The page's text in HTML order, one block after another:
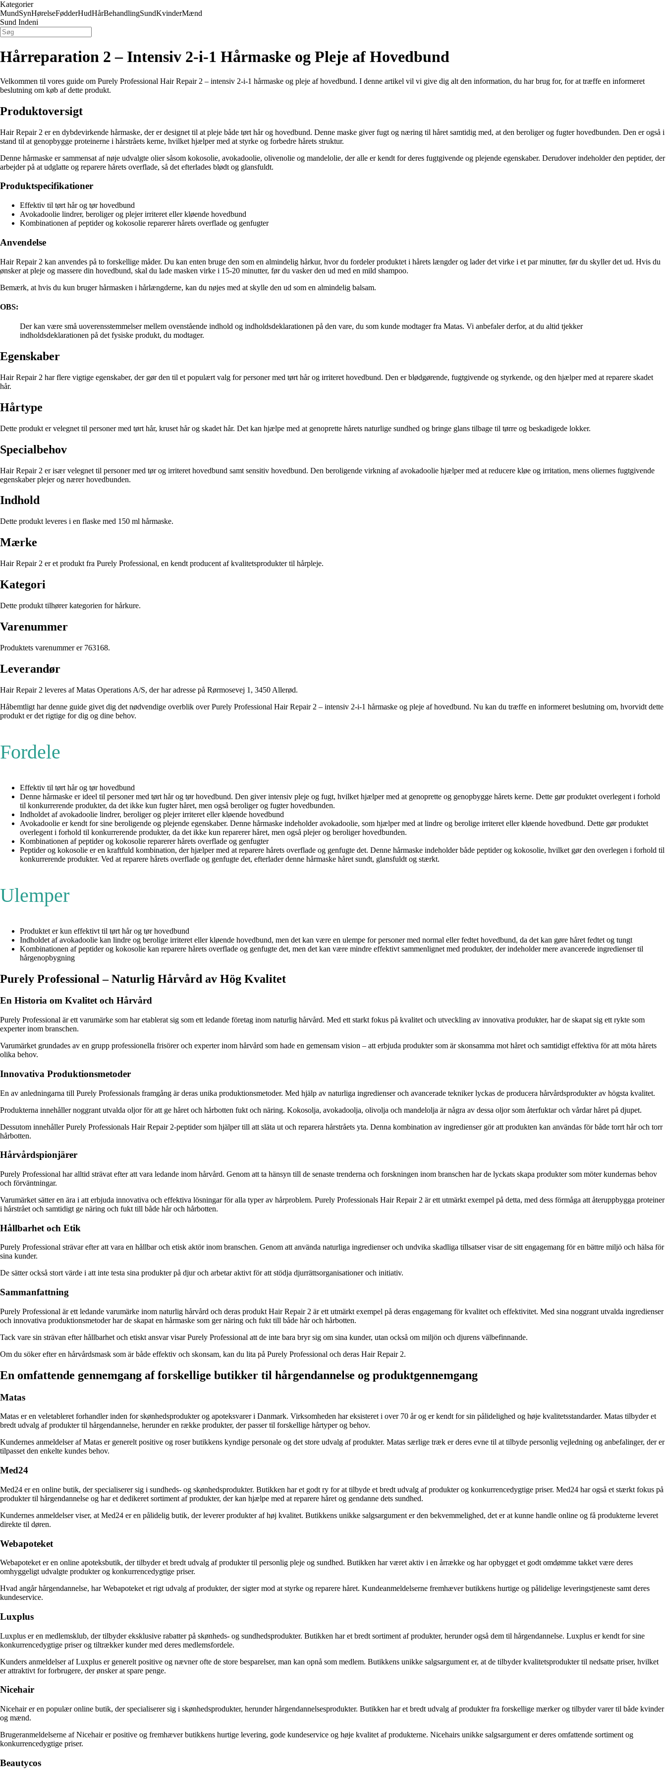
Kategorier
MundSynHørelseFødderHudHårBehandlingSundKvinderMænd
Sund Indeni
Hårreparation 2 – Intensiv 2-i-1 Hårmaske og Pleje af Hovedbund
Velkommen til vores guide om Purely Professional Hair Repair 2 – intensiv 2-i-1 hårmaske og pleje af hovedbund. I denne artikel vil vi give dig alt den information, du har brug for, for at træffe en informeret
beslutning om køb af dette produkt.
Produktoversigt
Hair Repair 2 er en dybdevirkende hårmaske, der er designet til at pleje både tørt hår og hovedbund. Denne maske giver fugt og næring til håret samtidig med, at den beroliger og fugter hovedbunden. Den er også i
stand til at genopbygge proteinerne i hårstråets kerne, hvilket hjælper med at styrke og forbedre hårets struktur.
Denne hårmaske er sammensat af nøje udvalgte olier såsom kokosolie, avokadoolie, olivenolie og mandelolie, der alle er kendt for deres fugtgivende og plejende egenskaber. Derudover indeholder den peptider, der
arbejder på at udglatte og reparere hårets overflade, så det efterlades blødt og glansfuldt.
Produktspecifikationer
Effektiv til tørt hår og tør hovedbund
Avokadoolie lindrer, beroliger og plejer irriteret eller kløende hovedbund
Kombinationen af peptider og kokosolie reparerer hårets overflade og genfugter
Anvendelse
Hair Repair 2 kan anvendes på to forskellige måder. Du kan enten bruge den som en almindelig hårkur, hvor du fordeler produktet i hårets længder og lader det virke i et par minutter, før du skyller det ud. Hvis du
ønsker at pleje og massere din hovedbund, skal du lade masken virke i 15-20 minutter, før du vasker den ud med en mild shampoo.
Bemærk, at hvis du kun bruger hårmasken i hårlængderne, kan du nøjes med at skylle den ud som en almindelig balsam.
OBS:
Der kan være små uoverensstemmelser mellem ovenstående indhold og indholdsdeklarationen på den vare, du som kunde modtager fra Matas. Vi anbefaler derfor, at du altid tjekker
indholdsdeklarationen på det fysiske produkt, du modtager.
Egenskaber
Hair Repair 2 har flere vigtige egenskaber, der gør den til et populært valg for personer med tørt hår og irriteret hovedbund. Den er blødgørende, fugtgivende og styrkende, og den hjælper med at reparere skadet
hår.
Hårtype
Dette produkt er velegnet til personer med tørt hår, kruset hår og skadet hår. Det kan hjælpe med at genoprette hårets naturlige sundhed og bringe glans tilbage til tørre og beskadigede lokker.
Specialbehov
Hair Repair 2 er især velegnet til personer med tør og irriteret hovedbund samt sensitiv hovedbund. Den beroligende virkning af avokadoolie hjælper med at reducere kløe og irritation, mens oliernes fugtgivende
egenskaber plejer og nærer hovedbunden.
Indhold
Dette produkt leveres i en flaske med 150 ml hårmaske.
Mærke
Hair Repair 2 er et produkt fra Purely Professional, en kendt producent af kvalitetsprodukter til hårpleje.
Kategori
Dette produkt tilhører kategorien for hårkure.
Varenummer
Produktets varenummer er 763168.
Leverandør
Hair Repair 2 leveres af Matas Operations A/S, der har adresse på Rørmosevej 1, 3450 Allerød.
Håbemtligt har denne guide givet dig det nødvendige overblik over Purely Professional Hair Repair 2 – intensiv 2-i-1 hårmaske og pleje af hovedbund. Nu kan du træffe en informeret beslutning om, hvorvidt dette
produkt er det rigtige for dig og dine behov.
Fordele
Effektiv til tørt hår og tør hovedbund
Denne hårmaske er ideel til personer med tørt hår og tør hovedbund. Den giver intensiv pleje og fugt, hvilket hjælper med at genoprette og genopbygge hårets kerne. Dette gør produktet overlegent i forhold
til konkurrerende produkter, da det ikke kun fugter håret, men også beroliger og fugter hovedbunden.
Indholdet af avokadoolie lindrer, beroliger og plejer irriteret eller kløende hovedbund
Avokadoolie er kendt for sine beroligende og plejende egenskaber. Denne hårmaske indeholder avokadoolie, som hjælper med at lindre og berolige irriteret eller kløende hovedbund. Dette gør produktet
overlegent i forhold til konkurrerende produkter, da det ikke kun reparerer håret, men også plejer og beroliger hovedbunden.
Kombinationen af peptider og kokosolie reparerer hårets overflade og genfugter
Peptider og kokosolie er en kraftfuld kombination, der hjælper med at reparere hårets overflade og genfugte det. Denne hårmaske indeholder både peptider og kokosolie, hvilket gør den overlegen i forhold til
konkurrerende produkter. Ved at reparere hårets overflade og genfugte det, efterlader denne hårmaske håret sundt, glansfuldt og stærkt.
Ulemper
Produktet er kun effektivt til tørt hår og tør hovedbund
Indholdet af avokadoolie kan lindre og berolige irriteret eller kløende hovedbund, men det kan være en ulempe for personer med normal eller fedtet hovedbund, da det kan gøre håret fedtet og tungt
Kombinationen af peptider og kokosolie kan reparere hårets overflade og genfugte det, men det kan være mindre effektivt sammenlignet med produkter, der indeholder mere avancerede ingredienser til
hårgenopbygning
Purely Professional – Naturlig Hårvård av Hög Kvalitet
En Historia om Kvalitet och Hårvård
Purely Professional är ett varumärke som har etablerat sig som ett ledande företag inom naturlig hårvård. Med ett starkt fokus på kvalitet och utveckling av innovativa produkter, har de skapat sig ett rykte som
experter inom branschen.
Varumärket grundades av en grupp professionella frisörer och experter inom hårvård som hade en gemensam vision – att erbjuda produkter som är skonsamma mot håret och samtidigt effektiva för att möta hårets
olika behov.
Innovativa Produktionsmetoder
En av anledningarna till Purely Professionals framgång är deras unika produktionsmetoder. Med hjälp av naturliga ingredienser och avancerade tekniker lyckas de producera hårvårdsprodukter av högsta kvalitet.
Produkterna innehåller noggrant utvalda oljor för att ge håret och hårbotten fukt och näring. Kokosolja, avokadoolja, olivolja och mandelolja är några av dessa oljor som återfuktar och vårdar håret på djupet.
Dessutom innehåller Purely Professionals Hair Repair 2-peptider som hjälper till att släta ut och reparera hårstråets yta. Denna kombination av ingredienser gör att produkten kan användas för både torrt hår och torr
hårbotten.
Hårvårdspionjärer
Purely Professional har alltid strävat efter att vara ledande inom hårvård. Genom att ta hänsyn till de senaste trenderna och forskningen inom branschen har de lyckats skapa produkter som möter kundernas behov
och förväntningar.
Varumärket sätter en ära i att erbjuda innovativa och effektiva lösningar för alla typer av hårproblem. Purely Professionals Hair Repair 2 är ett utmärkt exempel på detta, med dess förmåga att återuppbygga proteiner
i hårstrået och samtidigt ge näring och fukt till både hår och hårbotten.
Hållbarhet och Etik
Purely Professional strävar efter att vara en hållbar och etisk aktör inom branschen. Genom att använda naturliga ingredienser och undvika skadliga tillsatser visar de sitt engagemang för en bättre miljö och hälsa för
sina kunder.
De sätter också stort värde i att inte testa sina produkter på djur och arbetar aktivt för att stödja djurrättsorganisationer och initiativ.
Sammanfattning
Purely Professional är ett ledande varumärke inom naturlig hårvård och deras produkt Hair Repair 2 är ett utmärkt exempel på deras engagemang för kvalitet och effektivitet. Med sina noggrant utvalda ingredienser
och innovativa produktionsmetoder har de skapat en hårmaske som ger näring och fukt till både hår och hårbotten.
Tack vare sin strävan efter hållbarhet och etiskt ansvar visar Purely Professional att de inte bara bryr sig om sina kunder, utan också om miljön och djurens välbefinnande.
Om du söker efter en hårvårdsmask som är både effektiv och skonsam, kan du lita på Purely Professional och deras Hair Repair 2.
En omfattende gennemgang af forskellige butikker til hårgendannelse og produktgennemgang
Matas
Matas er en veletableret forhandler inden for skønhedsprodukter og apoteksvarer i Danmark. Virksomheden har eksisteret i over 70 år og er kendt for sin pålidelighed og høje kvalitetsstandarder. Matas tilbyder et
bredt udvalg af produkter til hårgendannelse, herunder en række produkter, der passer til forskellige hårtyper og behov.
Kundernes anmeldelser af Matas er generelt positive og roser butikkens kyndige personale og det store udvalg af produkter. Matas særlige træk er deres evne til at tilbyde personlig vejledning og anbefalinger, der er
tilpasset den enkelte kundes behov.
Med24
Med24 er en online butik, der specialiserer sig i sundheds- og skønhedsprodukter. Butikken har et godt ry for at tilbyde et bredt udvalg af produkter og konkurrencedygtige priser. Med24 har også et stærkt fokus på
produkter til hårgendannelse og har et dedikeret sortiment af produkter, der kan hjælpe med at reparere håret og gendanne dets sundhed.
Kundernes anmeldelser viser, at Med24 er en pålidelig butik, der leverer produkter af høj kvalitet. Butikkens unikke salgsargument er den bekvemmelighed, det er at kunne handle online og få produkterne leveret
direkte til døren.
Webapoteket
Webapoteket er en online apoteksbutik, der tilbyder et bredt udvalg af produkter til personlig pleje og sundhed. Butikken har været aktiv i en årrække og har opbygget et godt omdømme takket være deres
omhyggeligt udvalgte produkter og konkurrencedygtige priser.
Hvad angår hårgendannelse, har Webapoteket et rigt udvalg af produkter, der sigter mod at styrke og reparere håret. Kundeanmeldelserne fremhæver butikkens hurtige og pålidelige leveringstjeneste samt deres
kundeservice.
Luxplus
Luxplus er en medlemsklub, der tilbyder eksklusive rabatter på skønheds- og sundhedsprodukter. Butikken har et bredt sortiment af produkter, herunder også dem til hårgendannelse. Luxplus er kendt for sine
konkurrencedygtige priser og tiltrækker kunder med deres medlemsfordele.
Kunders anmeldelser af Luxplus er generelt positive og nævner ofte de store besparelser, man kan opnå som medlem. Butikkens unikke salgsargument er, at de tilbyder kvalitetsprodukter til nedsatte priser, hvilket
er attraktivt for forbrugere, der ønsker at spare penge.
Nicehair
Nicehair er en populær online butik, der specialiserer sig i skønhedsprodukter, herunder hårgendannelsesprodukter. Butikken har et bredt udvalg af produkter fra forskellige mærker og tilbyder varer til både kvinder
og mænd.
Brugeranmeldelserne af Nicehair er positive og fremhæver butikkens hurtige levering, gode kundeservice og høje kvalitet af produkterne. Nicehairs unikke salgsargument er deres omfattende sortiment og
konkurrencedygtige priser.
Beautycos